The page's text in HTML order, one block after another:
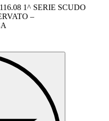
1^ SERIE SCUDO
–